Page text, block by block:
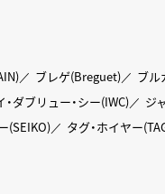
ブレゲ(Breguet) ブル
・ダブリュー・シー(IWC)
ジ
(SEIKO) タグ・ホイヤー